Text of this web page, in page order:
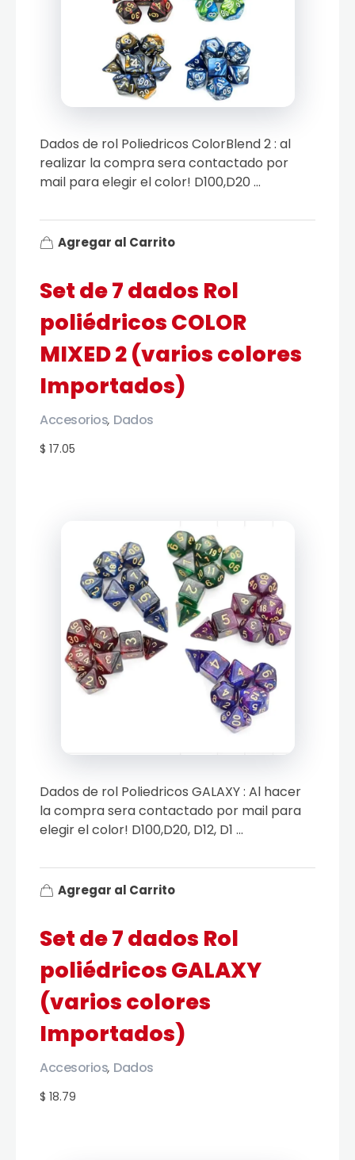
Set de 7 dados Rol
poliédricos COLOR
MIXED 2 (varios colores
Importados)
$ 17.05
Accesorios, Dados
Dados de rol Poliedricos ColorBlend 2 : al
realizar la compra sera contactado por
mail para elegir el color! D100,D20 ...
Agregar al Carrito
Set de 7 dados Rol
poliédricos GALAXY
(varios colores
Importados)
$ 18.79
Accesorios, Dados
Dados de rol Poliedricos GALAXY : Al hacer
la compra sera contactado por mail para
elegir el color! D100,D20, D12, D1 ...
Agregar al Carrito